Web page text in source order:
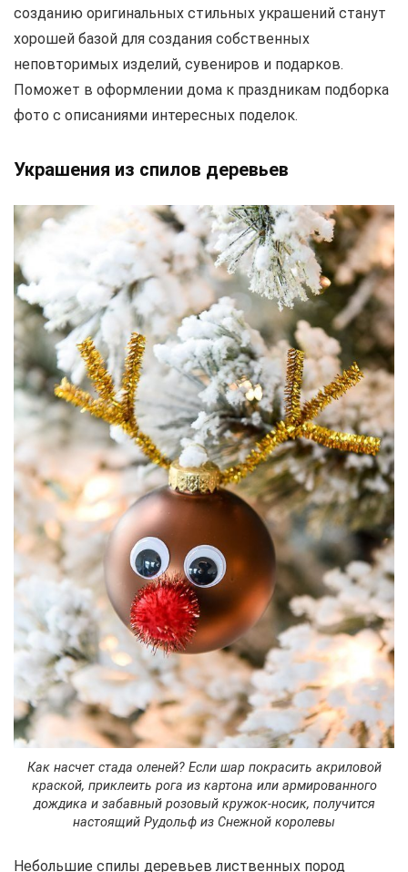
созданию оригинальных стильных украшений станут
хорошей базой для создания собственных
неповторимых изделий, сувениров и подарков.
Поможет в оформлении дома к праздникам подборка
фото с описаниями интересных поделок.
Украшения из спилов деревьев
Как насчет стада оленей? Если шар покрасить акриловой
краской, приклеить рога из картона или армированного
дождика и забавный розовый кружок-носик, получится
настоящий Рудольф из Снежной королевы
Небольшие спилы деревьев лиственных пород